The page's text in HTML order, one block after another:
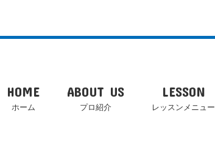
HOME
ホーム
ABOUT US
プロ紹介
LESSON
レッスンメニュー